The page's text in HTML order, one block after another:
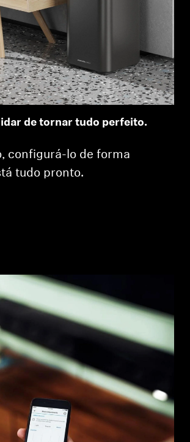
de tornar tudo perfeito.
configurá-lo de forma
tudo pronto.